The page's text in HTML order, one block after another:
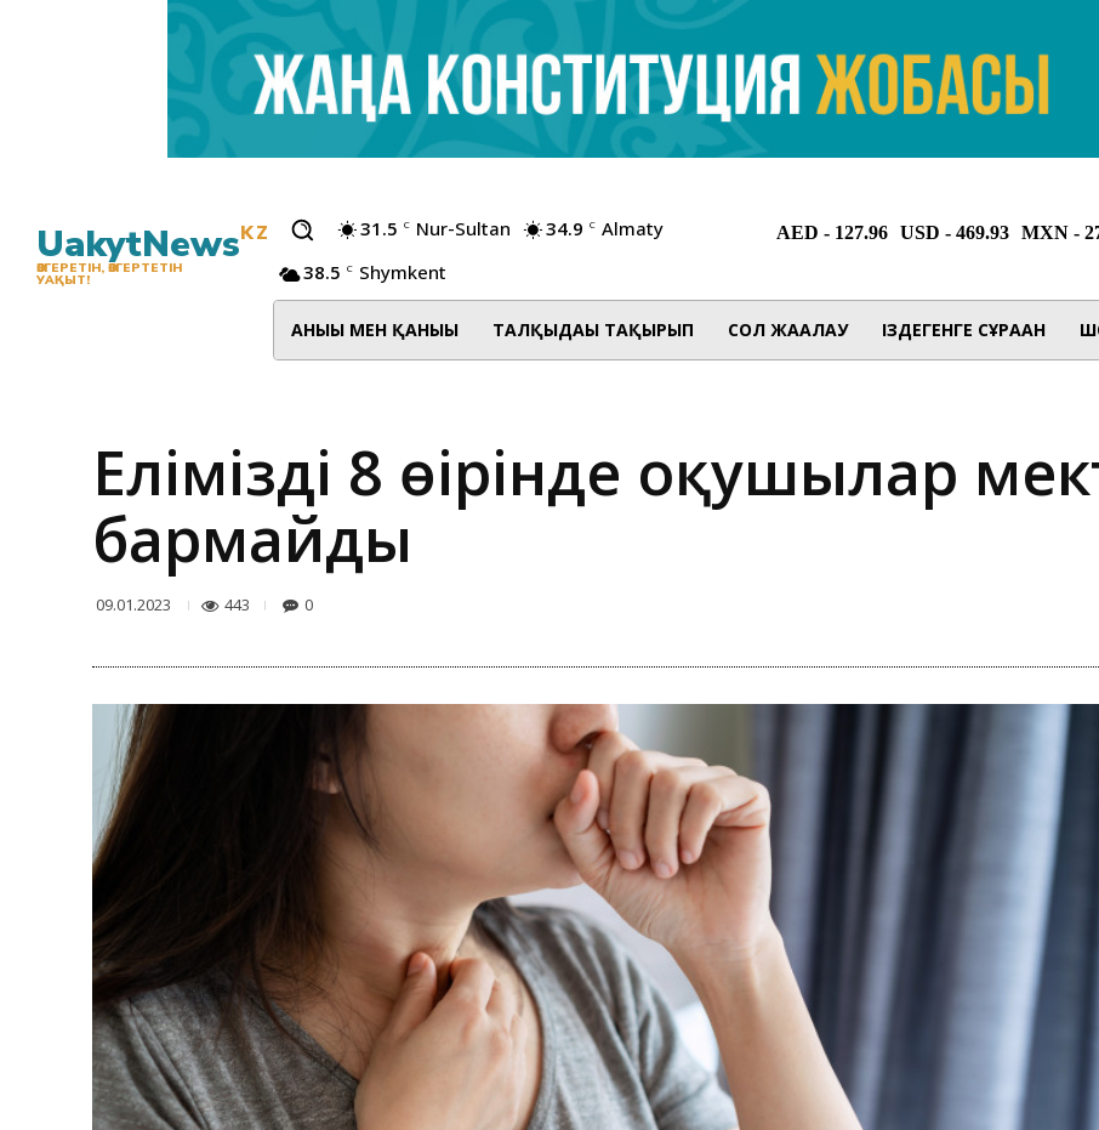
UakytNewsKZ
ӨЗГЕРЕТІН, ӨЗГЕРТЕТІН
УАҚЫТ!
31.5 C Nur-Sultan 34.9 C Almaty
38.5 C Shymkent
АНЫҒЫ МЕН ҚАНЫҒЫ ТАЛҚЫДАҒЫ ТАҚЫРЫП СОЛ ЖАҒАЛАУ ІЗДЕГЕНГЕ СҰРАҒАН
Еліміздің 8 өңірінде оқушылар
бармайды
09.01.2023 443 0